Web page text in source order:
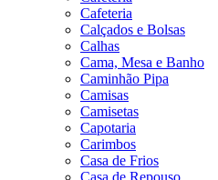
Cafeteria
Calçados e Bolsas
Calhas
Cama, Mesa e Banho
Caminhão Pipa
Camisas
Camisetas
Capotaria
Carimbos
Casa de Frios
Casa de Repouso